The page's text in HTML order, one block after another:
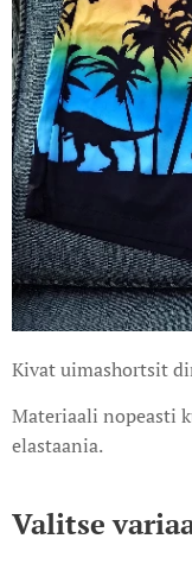
Kivat uimashortsit
Materiaali nopeasti
elastaania.
Valitse